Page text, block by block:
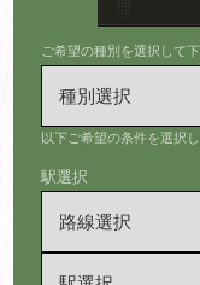
ご希望の種別を選択して
以下ご希望の条件を選択
駅選択